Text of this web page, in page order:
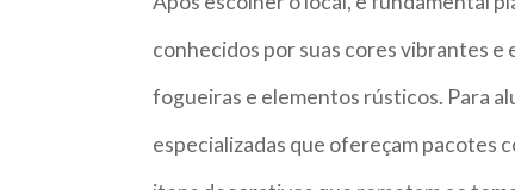
conhecidos por suas cores vibrantes e
fogueiras e elementos rústicos. Para
especializadas que ofereçam pacotes